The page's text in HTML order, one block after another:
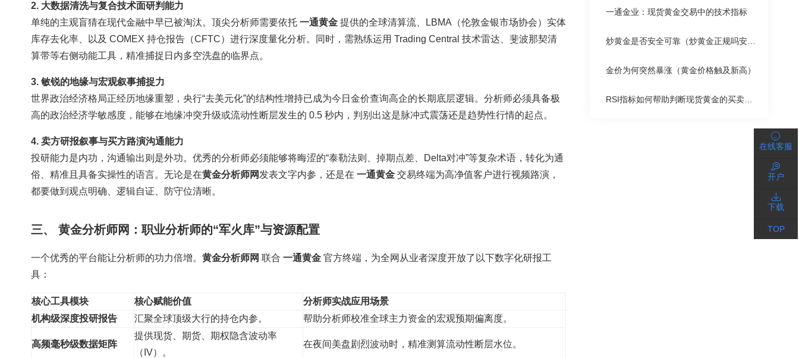
2. 大数据清洗与复合技术面研判能力
单纯的主观盲猜在现代金融中早已被淘汰。顶尖分析师需要依托 一通黄金 提供的全球清算流、LBMA（伦敦金银市场协会）实体
库存去化率、以及 COMEX 持仓报告（CFTC）进行深度量化分析。同时，需熟练运用 Trading Central 技术雷达、斐波那契清
算带等右侧动能工具，精准捕捉日内多空洗盘的临界点。
3. 敏锐的地缘与宏观叙事捕捉力
世界政治经济格局正经历地缘重塑，央行“去美元化”的结构性增持已成为今日金价查询高企的长期底层逻辑。分析师必须具备极
高的政治经济学敏感度，能够在地缘冲突升级或流动性断层发生的 0.5 秒内，判别出这是脉冲式震荡还是趋势性行情的起点。
4. 卖方研报叙事与买方路演沟通能力
投研能力是内功，沟通输出则是外功。优秀的分析师必须能够将晦涩的“泰勒法则、掉期点差、Delta对冲”等复杂术语，转化为通
俗、精准且具备实操性的语言。无论是在黄金分析师网 发表文字内参，还是在 一通黄金 交易终端为高净值客户进行视频路演，
都要做到观点明确、逻辑自证、防守位清晰。
三、 黄金分析师网：职业分析师的“军火库”与资源配置
一个优秀的平台能让分析师的功力倍增。 黄金分析师网 联合 一通黄金 官方终端，为全网从业者深度开放了以下数字化研报工
具：
核心工具模块 核心赋能价值
分析师实战应用场景
机构级深度投研报告
汇聚全球顶级大行的持仓内参。 帮助分析师校准全球主力资金的宏观预期偏离度。
高频毫秒级数据矩阵
提供现货、期货、期权隐含波动率
（IV）。
在夜间美盘剧烈波动时，精准测算流动性断层水位。
一通金业：现货黄金交易中的技术指标
金价为何突然暴涨（黄金价格触及新高）
在线客服
开户
下载
TOP